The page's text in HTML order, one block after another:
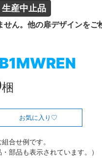
産中止品
せん。他の扉デザインをご
梱
お気に入り
合せ例です。
部品も表示されています。）